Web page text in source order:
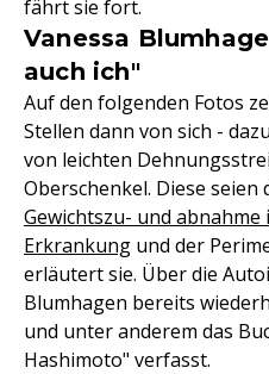
fährt sie fort.
Vanessa
auch ich"
Auf den folgenden Fotos
Stellen dann von sich -
von leichten
Oberschenkel. Diese seien
Gewichtszu- und
Erkrankung und der
erläutert sie. Über die
Blumhagen bereits
und unter anderem das
Hashimoto" verfasst.